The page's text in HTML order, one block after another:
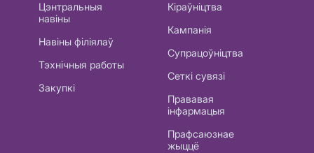
Цэнтральныя
навіны
Навіны філіялаў
Тэхнічныя работы
Закупкі
Кіраўніцтва
Кампанія
Супрацоўніцтва
Сеткі сувязі
Прававая
інфармацыя
Прафсаюзнае
жыццё